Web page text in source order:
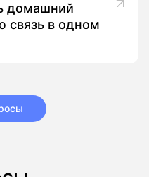
домашний
связь в одном